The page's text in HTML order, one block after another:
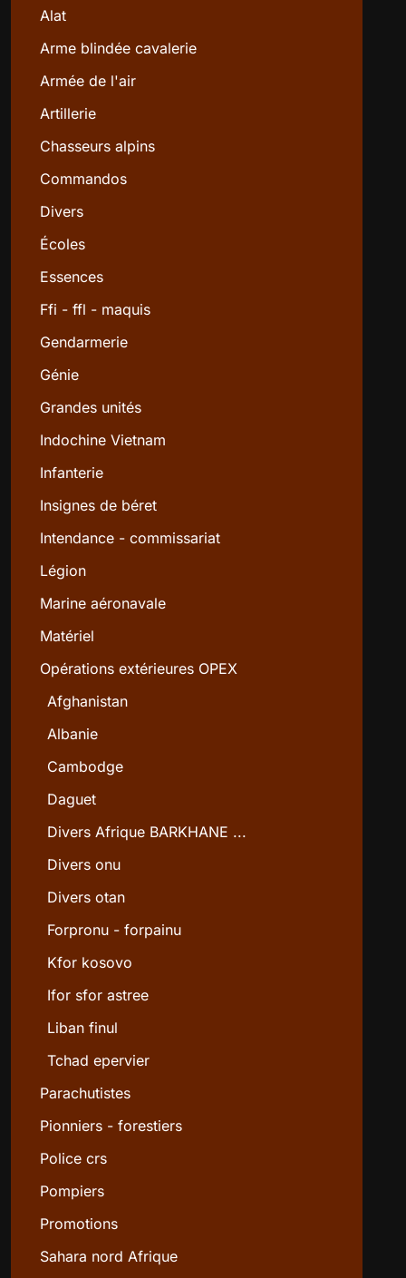
Alat
Arme blindée cavalerie
Armée de l'air
Artillerie
Chasseurs alpins
Commandos
Divers
Écoles
Essences
Ffi - ffl - maquis
Gendarmerie
Génie
Grandes unités
Indochine Vietnam
Infanterie
Insignes de béret
Intendance - commissariat
Légion
Marine aéronavale
Matériel
Opérations extérieures OPEX
Afghanistan
Albanie
Cambodge
Daguet
Divers Afrique BARKHANE ...
Divers onu
Divers otan
Forpronu - forpainu
Kfor kosovo
Ifor sfor astree
Liban finul
Tchad epervier
Parachutistes
Pionniers - forestiers
Police crs
Pompiers
Promotions
Sahara nord Afrique